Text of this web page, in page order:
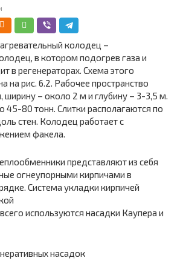
колодец –
в котором подогрев газа и
в регенераторах. Схема этого
на рис. 6.2. Рабочее пространство
ширину – около 2 м и глубину – 3-3,5 м.
45-80 тонн. Слитки располагаются по
стен. Колодец работает с
факела.
представляют из себя
огнеупорными кирпичами в
Система укладки кирпичей
используются насадки Каупера и